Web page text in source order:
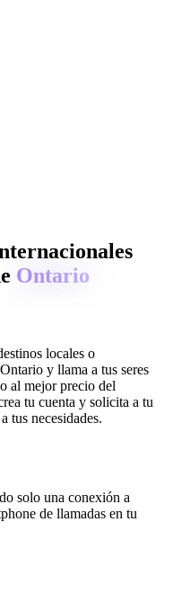
Ontario
locales o
Ontario y llama a tus seres
al mejor precio del
tu cuenta y solicita a tu
tus necesidades.
solo una conexión a
de llamadas en tu